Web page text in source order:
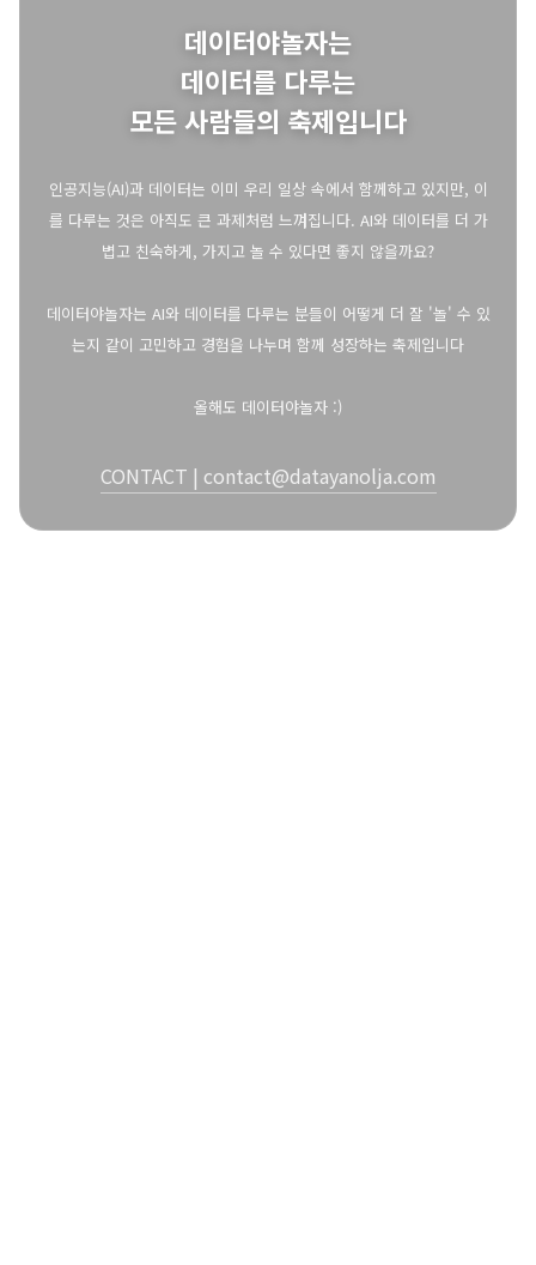
데이터야놀자는
데이터를 다루는
모든 사람들의 축제입니다
인공지능(AI)과 데이터는 이미 우리 일상 속에서 함께하고 있지만, 이
를 다루는 것은 아직도 큰 과제처럼 느껴집니다. AI와 데이터를 더 가
볍고 친숙하게, 가지고 놀 수 있다면 좋지 않을까요?
데이터야놀자는 AI와 데이터를 다루는 분들이 어떻게 더 잘 '놀' 수 있
는지 같이 고민하고 경험을 나누며 함께 성장하는 축제입니다
올해도 데이터야놀자 :)
CONTACT | contact@datayanolja.com